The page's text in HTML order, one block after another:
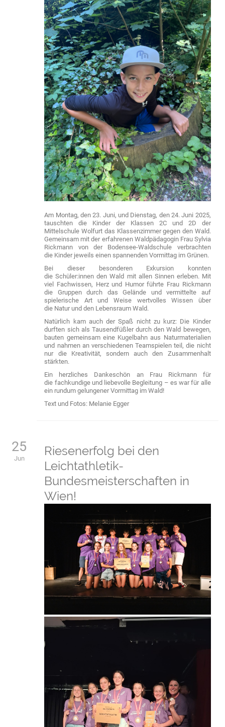
Am Montag, den 23. Juni, und Dienstag, den 24. Juni 2025,
tauschten die Kinder der Klassen 2C und 2D der
Mittelschule Wolfurt das Klassenzimmer gegen den Wald.
Gemeinsam mit der erfahrenen Waldpädagogin Frau Sylvia
Rickmann von der Bodensee-Waldschule verbrachten
die Kinder jeweils einen spannenden Vormittag im Grünen.
Bei dieser besonderen Exkursion konnten
die Schüler:innen den Wald mit allen Sinnen erleben. Mit
viel Fachwissen, Herz und Humor führte Frau Rickmann
die Gruppen durch das Gelände und vermittelte auf
spielerische Art und Weise wertvolles Wissen über
die Natur und den Lebensraum Wald.
Natürlich kam auch der Spaß nicht zu kurz: Die Kinder
durften sich als Tausendfüßler durch den Wald bewegen,
bauten gemeinsam eine Kugelbahn aus Naturmaterialien
und nahmen an verschiedenen Teamspielen teil, die nicht
nur die Kreativität, sondern auch den Zusammenhalt
stärkten.
Ein herzliches Dankeschön an Frau Rickmann für
die fachkundige und liebevolle Begleitung – es war für alle
ein rundum gelungener Vormittag im Wald!
Text und Fotos: Melanie Egger
25
Jun
Riesenerfolg bei den
Leichtathletik-
Bundesmeisterschaften in
Wien!